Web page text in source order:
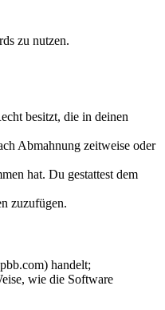
zu nutzen.
besitzt, die in deinen
Abmahnung zeitweise oder
hat. Du gestattest dem
zuzufügen.
handelt;
wie die Software